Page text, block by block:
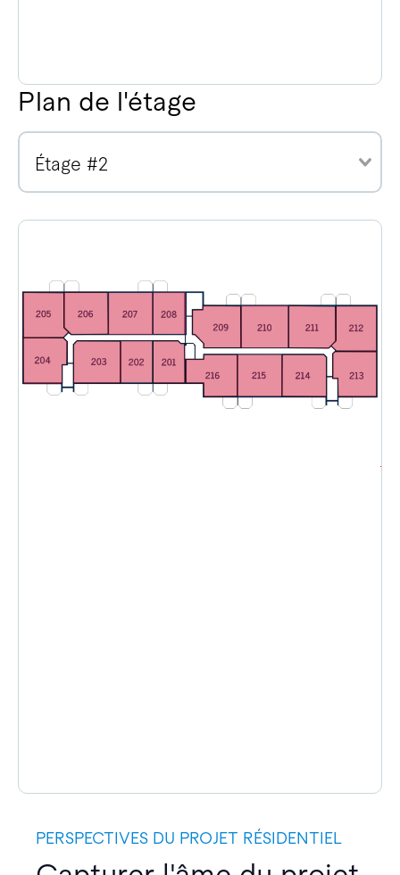
Plan de l'étage
Étage #2
PERSPECTIVES DU PROJET RÉSIDENTIEL